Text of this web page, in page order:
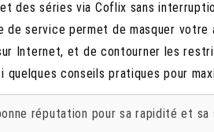
des séries via Coflix sans
de service permet de masquer
Internet, et de contourner les
quelques conseils pratiques pour
réputation pour sa rapidité et